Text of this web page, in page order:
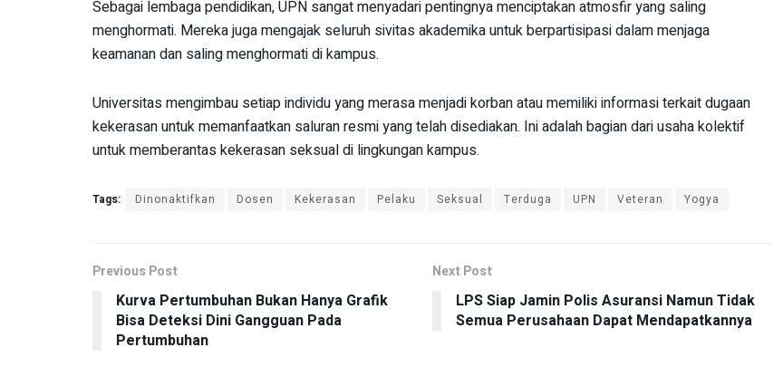
Sebagai lembaga pendidikan, UPN sangat menyadari pentingnya menciptakan atmosfir yang saling
menghormati. Mereka juga mengajak seluruh sivitas akademika untuk berpartisipasi dalam menjaga
keamanan dan saling menghormati di kampus.
Universitas mengimbau setiap individu yang merasa menjadi korban atau memiliki informasi terkait dugaan
kekerasan untuk memanfaatkan saluran resmi yang telah disediakan. Ini adalah bagian dari usaha kolektif
untuk memberantas kekerasan seksual di lingkungan kampus.
Tags: Dinonaktifkan Dosen Kekerasan Pelaku Seksual Terduga UPN Veteran Yogya
Previous Post
Kurva Pertumbuhan Bukan Hanya Grafik
Bisa Deteksi Dini Gangguan Pada
Pertumbuhan
Next Post
LPS Siap Jamin Polis Asuransi Namun Tidak
Semua Perusahaan Dapat Mendapatkannya